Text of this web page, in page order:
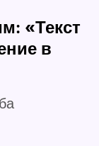
«Текст
в